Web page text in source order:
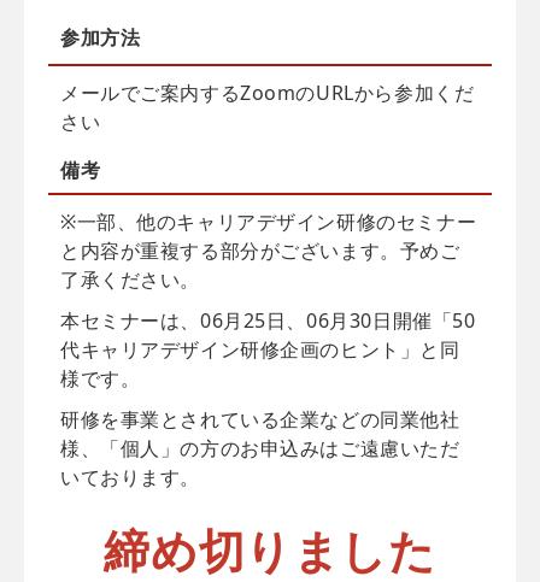
参加方法
メールでご案内するZoomのURLから参加くだ
さい
備考
※一部、他のキャリアデザイン研修のセミナー
と内容が重複する部分がございます。予めご
了承ください。
本セミナーは、06月25日、06月30日開催「50
代キャリアデザイン研修企画のヒント」と同
様です。
研修を事業とされている企業などの同業他社
様、「個人」の方のお申込みはご遠慮いただ
いております。
締め切りました